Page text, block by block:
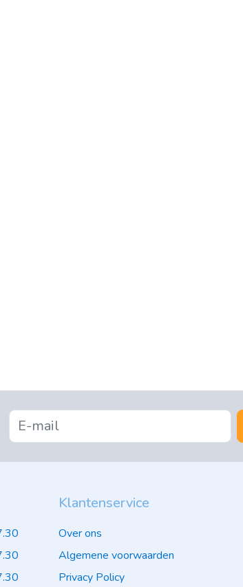
Klantenservice
Over ons
Algemene voorwaarden
Privacy Policy